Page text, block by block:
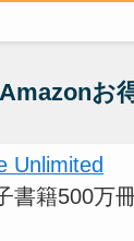
Amazonお
Unlimited
書籍500万